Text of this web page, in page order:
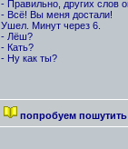
- Правильно, других слов
- Всё! Вы меня достали!
Ушел. Минут через 6.
- Лёш?
- Кать?
- Ну как ты?
попробуем пошутить